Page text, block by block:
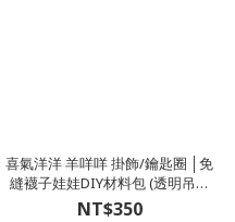
喜氣洋洋 羊咩咩 掛飾/鑰匙圈 │免
縫襪子娃娃DIY材料包 (透明吊球
贈禮套組）
NT$350